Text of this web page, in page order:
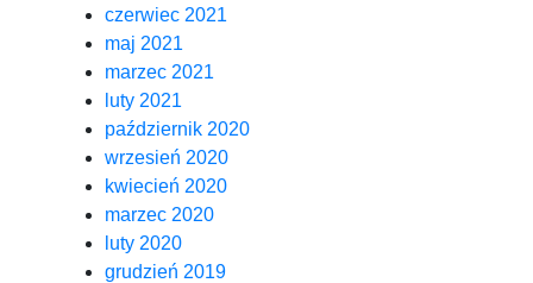
czerwiec 2021
maj 2021
marzec 2021
luty 2021
październik 2020
wrzesień 2020
kwiecień 2020
marzec 2020
luty 2020
grudzień 2019